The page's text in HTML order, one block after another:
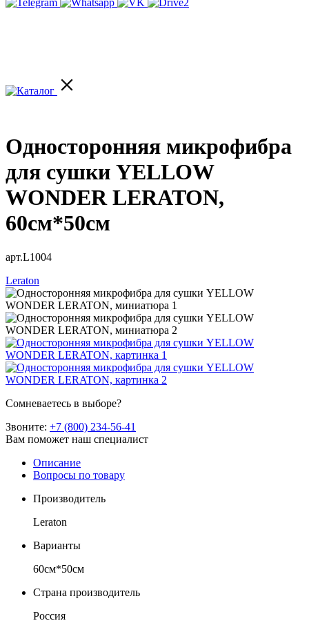
Односторонняя микрофибра
для сушки YELLOW
WONDER LERATON,
60см*50см
арт.L1004
Leraton
Сомневаетесь в выборе?
Звоните: +7 (800) 234-56-41
Вам поможет наш специалист
Описание
Вопросы по товару
Производитель
Leraton
Варианты
60см*50см
Страна производитель
Россия